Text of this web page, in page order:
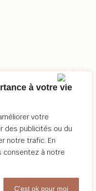
à votre vie
votre
des publicités ou du
notre trafic. En
consentez à notre
C'est ok pour moi